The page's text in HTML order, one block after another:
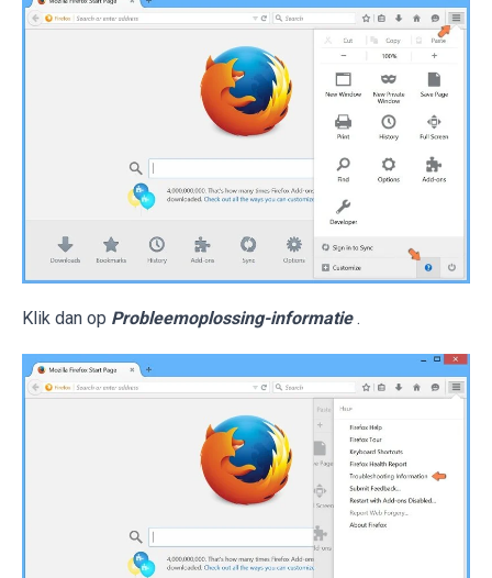
Klik dan op Probleemoplossing-informatie .